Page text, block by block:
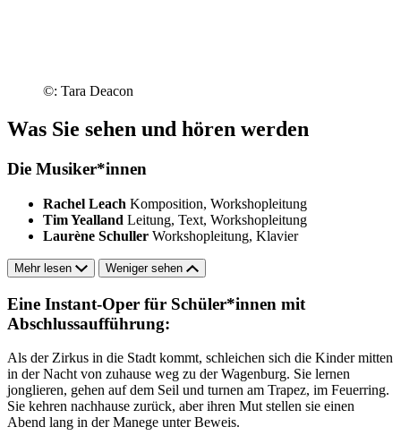
©: Tara Deacon
Was Sie sehen und hören werden
Die Musiker*innen
Rachel Leach Komposition, Workshopleitung
Tim Yealland Leitung, Text, Workshopleitung
Laurène Schuller Workshopleitung, Klavier
Mehr lesen Weniger sehen
Eine Instant-Oper für Schüler*innen mit
Abschlussaufführung:
Als der Zirkus in die Stadt kommt, schleichen sich die Kinder mitten
in der Nacht von zuhause weg zu der Wagenburg. Sie lernen
jonglieren, gehen auf dem Seil und turnen am Trapez, im Feuerring.
Sie kehren nachhause zurück, aber ihren Mut stellen sie einen
Abend lang in der Manege unter Beweis.